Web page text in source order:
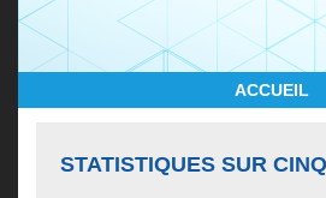
ACCUEIL
STATISTIQUES SUR